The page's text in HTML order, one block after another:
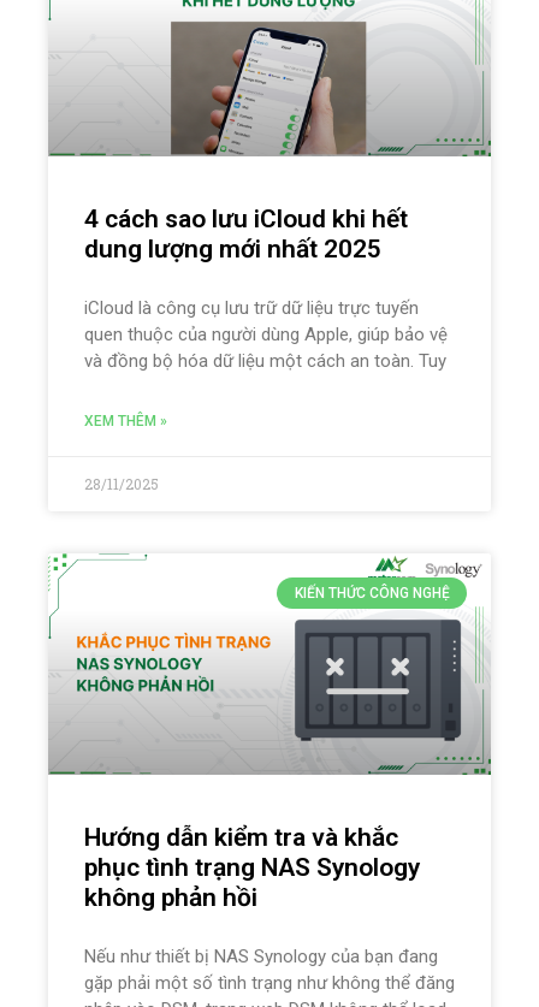
4 cách sao lưu iCloud khi hết
dung lượng mới nhất 2025
iCloud là công cụ lưu trữ dữ liệu trực tuyến
quen thuộc của người dùng Apple, giúp bảo vệ
và đồng bộ hóa dữ liệu một cách an toàn. Tuy
XEM THÊM »
28/11/2025
KIẾN THỨC CÔNG NGHỆ
Hướng dẫn kiểm tra và khắc
phục tình trạng NAS Synology
không phản hồi
Nếu như thiết bị NAS Synology của bạn đang
gặp phải một số tình trạng như không thể đăng